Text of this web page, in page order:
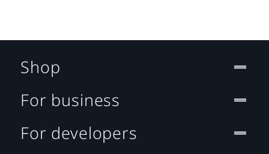
Shop
For business
For developers